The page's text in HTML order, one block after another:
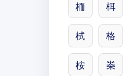
栭 栮
栻 格
桉 桊